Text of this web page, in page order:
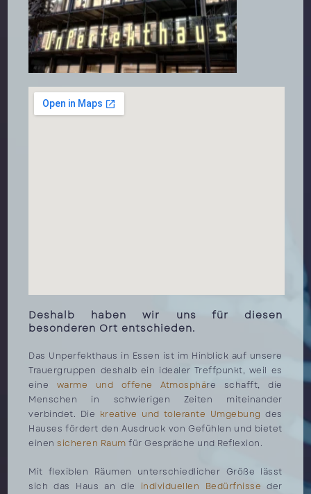
Deshalb haben wir uns für diesen
besonderen Ort entschieden.
Das Unperfekthaus in Essen ist im Hinblick auf unsere
Trauergruppen deshalb ein idealer Treffpunkt, weil es
eine warme und offene Atmosphäre schafft, die
Menschen in schwierigen Zeiten miteinander
verbindet. Die kreative und tolerante Umgebung des
Hauses fördert den Ausdruck von Gefühlen und bietet
einen sicheren Raum für Gespräche und Reflexion.
Mit flexiblen Räumen unterschiedlicher Größe lässt
sich das Haus an die individuellen Bedürfnisse der